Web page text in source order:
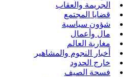
الجريمة والعقاب
قضايا المجتمع
شؤون سياسية
مال وأعمال
مغاربة العالم
أخبار النجوم والمشاهير
خارج الحدود
فسحة الصيف